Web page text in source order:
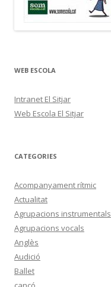
WEB ESCOLA
Intranet El Sitjar
Web Escola El Sitjar
CATEGORIES
Acompanyament rítmic
Actualitat
Agrupacions instrumentals
Agrupacions vocals
Anglès
Audició
Ballet